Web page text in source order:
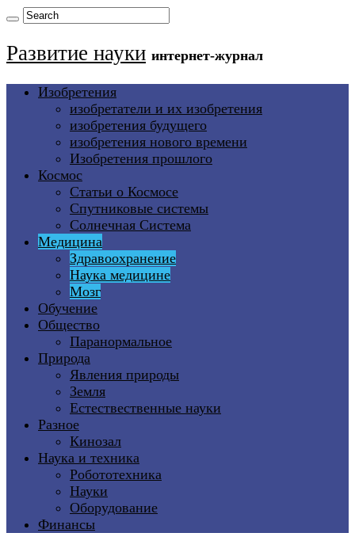
Развитие науки интернет-журнал
Изобретения
изобретатели и их изобретения
изобретения будущего
изобретения нового времени
Изобретения прошлого
Космос
Статьи о Космосе
Спутниковые системы
Солнечная Система
Медицина
Здравоохранение
Наука медицине
Мозг
Обучение
Общество
Паранормальное
Природа
Явления природы
Земля
Естествественные науки
Разное
Кинозал
Наука и техника
Робототехника
Науки
Оборудование
Финансы